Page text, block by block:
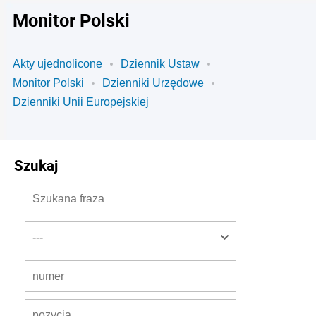
Monitor Polski
Akty ujednolicone
Dziennik Ustaw
Monitor Polski
Dzienniki Urzędowe
Dzienniki Unii Europejskiej
Szukaj